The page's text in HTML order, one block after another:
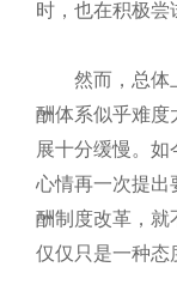
时，也在积极尝
然而，总体
酬体系似乎难度
展十分缓慢。
心情再一次提出
酬制度改革，就
仅仅只是一种态